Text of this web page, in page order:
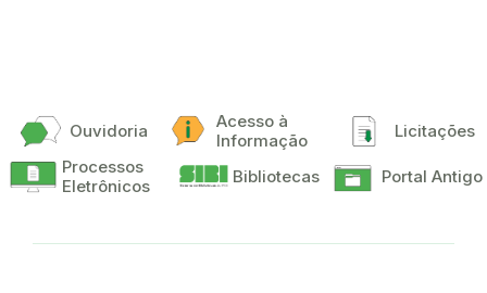
Ouvidoria
Acesso à
Informação
Licitações
Processos
Eletrônicos
Bibliotecas Portal Antigo